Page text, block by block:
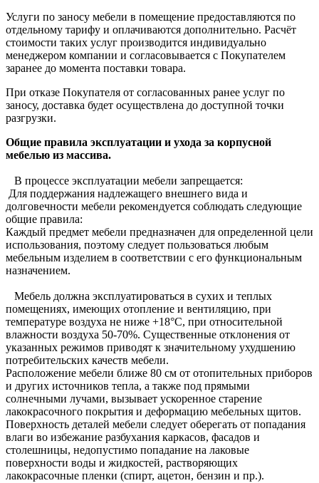
Услуги по заносу мебели в помещение предоставляются по
отдельному тарифу и оплачиваются дополнительно. Расчёт
стоимости таких услуг производится индивидуально
менеджером компании и согласовывается с Покупателем
заранее до момента поставки товара.
При отказе Покупателя от согласованных ранее услуг по
заносу, доставка будет осуществлена до доступной точки
разгрузки.
Общие правила эксплуатации и ухода за корпусной
мебелью из массива.
В процессе эксплуатации мебели запрещается:
Для поддержания надлежащего внешнего вида и
долговечности мебели рекомендуется соблюдать следующие
общие правила:
Каждый предмет мебели предназначен для определенной цели
использования, поэтому следует пользоваться любым
мебельным изделием в соответствии с его функциональным
назначением.
Мебель должна эксплуатироваться в сухих и теплых
помещениях, имеющих отопление и вентиляцию, при
температуре воздуха не ниже +18°C, при относительной
влажности воздуха 50-70%. Существенные отклонения от
указанных режимов приводят к значительному ухудшению
потребительских качеств мебели.
Расположение мебели ближе 80 см от отопительных приборов
и других источников тепла, а также под прямыми
солнечными лучами, вызывает ускоренное старение
лакокрасочного покрытия и деформацию мебельных щитов.
Поверхность деталей мебели следует оберегать от попадания
влаги во избежание разбухания каркасов, фасадов и
столешницы, недопустимо попадание на лаковые
поверхности воды и жидкостей, растворяющих
лакокрасочные пленки (спирт, ацетон, бензин и пр.).